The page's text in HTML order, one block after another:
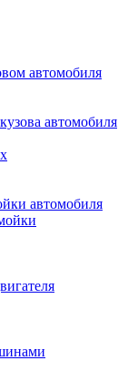
автомобиля
автомобиля
автомобиля